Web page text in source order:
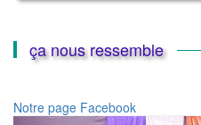
passé
nousça nous ressemble
Notre page Facebook